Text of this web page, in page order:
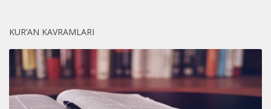
KUR’AN KAVRAMLARI